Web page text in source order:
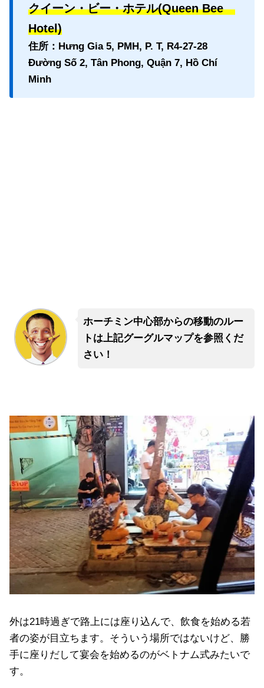
クイーン・ビー・ホテル(Queen Bee
Hotel)
住所：Hưng Gia 5, PMH, P. T, R4-27-28
Đường Số 2, Tân Phong, Quận 7, Hồ Chí
Minh
ホーチミン中心部からの移動のルー
トは上記グーグルマップを参照くだ
さい！
外は21時過ぎで路上には座り込んで、飲食を始める若
者の姿が目立ちます。そういう場所ではないけど、勝
手に座りだして宴会を始めるのがベトナム式みたいで
す。